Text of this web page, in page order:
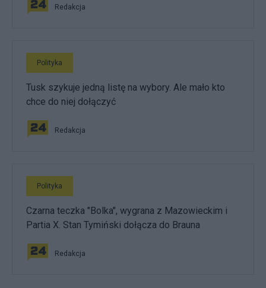
Redakcja
Polityka
Tusk szykuje jedną listę na wybory. Ale mało kto
chce do niej dołączyć
Redakcja
Polityka
Czarna teczka "Bolka", wygrana z Mazowieckim i
Partia X. Stan Tymiński dołącza do Brauna
Redakcja